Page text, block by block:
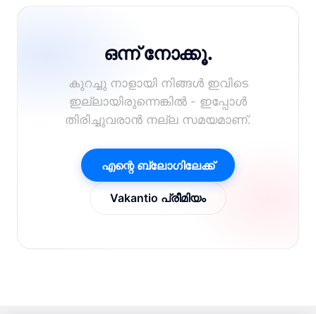
ഒന്ന് നോക്കൂ.
കുറച്ചു നാളായി നിങ്ങൾ ഇവിടെ
ഇല്ലായിരുന്നെങ്കിൽ - ഇപ്പോൾ
തിരിച്ചുവരാൻ നല്ല സമയമാണ്.
എന്റെ ബ്ലോഗിലേക്ക്
Vakantio പ്രീമിയം